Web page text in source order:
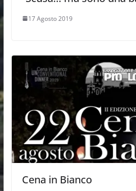
17 Agosto 2019
Cena in Bianco